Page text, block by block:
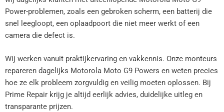
Power-problemen, zoals een gebroken scherm, een batterij die
snel leegloopt, een oplaadpoort die niet meer werkt of een
camera die defect is.
Wij werken vanuit praktijkervaring en vakkennis. Onze monteurs
repareren dagelijks Motorola Moto G9 Powers en weten precies
hoe ze elk probleem zorgvuldig en veilig moeten oplossen. Bij
Prime Repair krijg je altijd eerlijk advies, duidelijke uitleg en
transparante prijzen.